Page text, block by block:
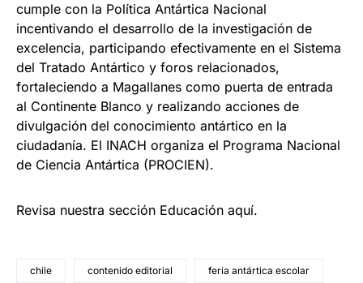
cumple con la Política Antártica Nacional
incentivando el desarrollo de la investigación de
excelencia, participando efectivamente en el Sistema
del Tratado Antártico y foros relacionados,
fortaleciendo a Magallanes como puerta de entrada
al Continente Blanco y realizando acciones de
divulgación del conocimiento antártico en la
ciudadanía. El INACH organiza el Programa Nacional
de Ciencia Antártica (PROCIEN).
Revisa nuestra sección Educación aquí.
chile contenido editorial feria antártica escolar